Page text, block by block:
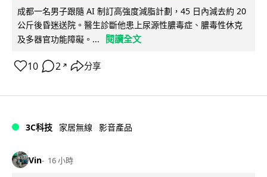
成都一名男子跟隨 AI 制訂高強度減脂計劃，45 日內減去約 20
公斤後昏迷送院。醫生診斷他患上尿源性膿毒症、膿毒性休克
及多器官功能障礙。...
閱讀全文
10 2 ↗ 分享
3C科技 家居無線 影音產品
Vin 16 小時